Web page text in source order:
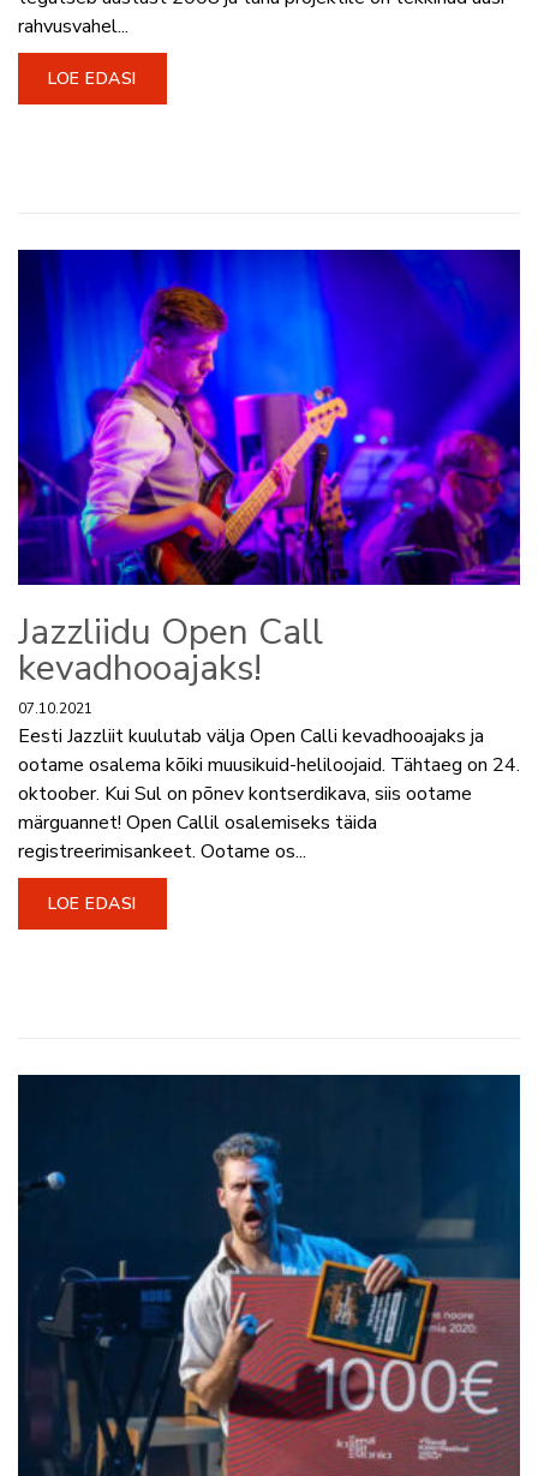
rahvusvahel...
LOE EDASI
Jazzliidu Open Call
kevadhooajaks!
07.10.2021
Eesti Jazzliit kuulutab välja Open Calli kevadhooajaks ja
ootame osalema kõiki muusikuid-heliloojaid. Tähtaeg on 24.
oktoober. Kui Sul on põnev kontserdikava, siis ootame
märguannet! Open Callil osalemiseks täida
registreerimisankeet. Ootame os...
LOE EDASI